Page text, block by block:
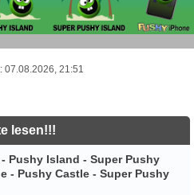
07.08.2026, 21:51
lesen!!!
Pushy Island - Super Pushy
- Pushy Castle - Super Pushy